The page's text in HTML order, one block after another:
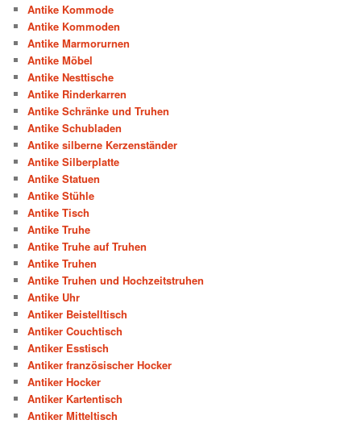
Antike Kommode
Antike Kommoden
Antike Marmorurnen
Antike Möbel
Antike Nesttische
Antike Rinderkarren
Antike Schränke und Truhen
Antike Schubladen
Antike silberne Kerzenständer
Antike Silberplatte
Antike Statuen
Antike Stühle
Antike Tisch
Antike Truhe
Antike Truhe auf Truhen
Antike Truhen
Antike Truhen und Hochzeitstruhen
Antike Uhr
Antiker Beistelltisch
Antiker Couchtisch
Antiker Esstisch
Antiker französischer Hocker
Antiker Hocker
Antiker Kartentisch
Antiker Mitteltisch